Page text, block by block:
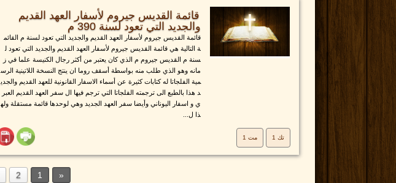
قائمة القديس جيروم لأسفار العهد القديم
والجديد التي تعود لسنة 390 م
قائمة القديس جيروم لأسفار العهد القديم والجديد التي تعود لسنة م القائم
ة التالية هي قائمة القديس جيروم لأسفار العهد القديم والجديد التي تعود ل
سنة م القديس جيروم م الذي كان يعتبر من أكثر رجال الكنيسة علما في ز
مانه وهو الذي طلب منه بواسطة أسقف روما ان ينتج النسخة اللاتينية الرس
مية الفلجاتا له كتابات كثيرة عن أسماء الاسفار القانونية للعهد القديم والجدي
د هذا بالطبع الى ترجمته الفلجاتا التي ترجم فيها ال سفر العهد القديم العبر
ي و اسفار اليوناني وأيضا سفر العهد الجديد وهي لوحدها قائمة مستقلة وله
ذا ل...
تك 1 مت 1
1
2